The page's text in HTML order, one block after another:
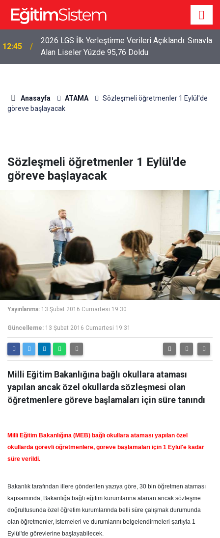
12:45
2026 LGS İlk Yerleştirme Verileri Açıklandı: Sınavla
Alan Liseler Yüzde 95,76 Doldu
Anasayfa ATAMA
Sözleşmeli öğretmenler 1 Eylül'de
göreve başlayacak
Sözleşmeli öğretmenler 1 Eylül'de
göreve başlayacak
Yayınlanma: 13 Şubat 2016 Cumartesi 19:30
Güncelleme: 13 Şubat 2016 Cumartesi 19:31
Milli Eğitim Bakanlığına bağlı okullara ataması
yapılan ancak özel okullarda sözleşmesi olan
öğretmenlere göreve başlamaları için süre tanındı
Milli Eğitim Bakanlığına (MEB) bağlı okullara ataması yapılan özel
okullarda görevli öğretmenlere, göreve başlamaları için 1 Eylül'e kadar
süre verildi.
Bakanlık tarafından illere gönderilen yazıya göre, 30 bin öğretmen ataması
kapsamında, Bakanlığa bağlı eğitim kurumlarına atanan ancak sözleşme
doğrultusunda özel öğretim kurumlarında belli süre çalışmak durumunda
olan öğretmenler, istemeleri ve durumlarını belgelendirmeleri şartıyla 1
Eylül'de görevlerine başlayabilecek.